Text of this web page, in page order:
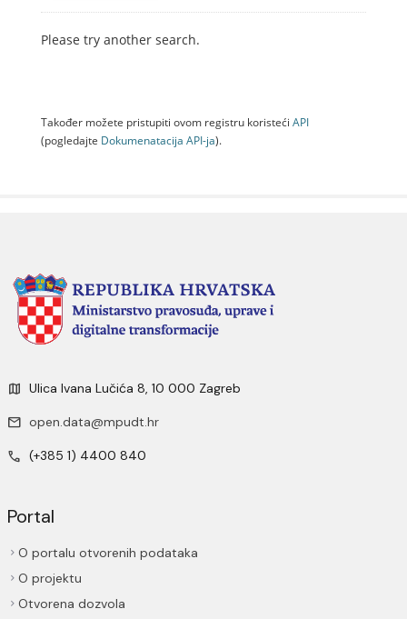
Please try another search.
Također možete pristupiti ovom registru koristeći API
(pogledajte Dokumenаtаcijа API-jа).